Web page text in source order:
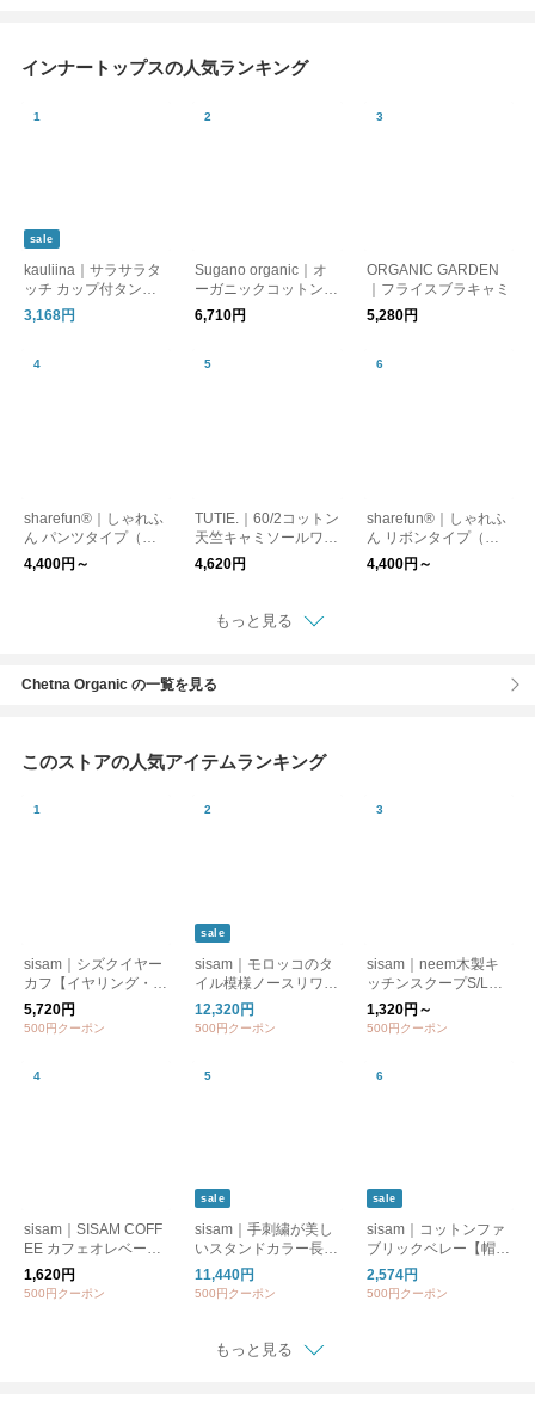
インナートップスの人気ランキング
sale
kauliina｜サラサラタ
ッチ カップ付タンク
トップ ブラタンク 吸
水速乾 接触冷感
3,168円
Sugano organic｜オ
ーガニックコットンの
ブラタンクトップ【肌
着・インナー】
6,710円
ORGANIC GARDEN
｜フライスブラキャミ
5,280円
sharefun®｜しゃれふ
ん パンツタイプ（両
面オーガニックガー
ゼ）
4,400円～
TUTIE.｜60/2コットン
天竺キャミソールワン
ピース
4,620円
sharefun®｜しゃれふ
ん リボンタイプ（両
面オーガニックガー
ゼ）
4,400円～
もっと見る
Chetna Organic の一覧を見る
このストアの人気アイテムランキング
sisam｜シズクイヤー
カフ【イヤリング・ピ
アス】【フォーマル】
【ギフトおすすめ】
5,720円
500円クーポン
sale
sisam｜モロッコのタ
イル模様ノースリワン
ピース【ノースリー
ブ】【涼しいロング
丈】【オーガニックコ
ースリワンピース
12,320円
500円クーポン
sisam｜neem木製キ
ッチンスクープS/L
【調理器具】【ギフト
おすすめ】【キッチン
用品】
1,320円～
500円クーポン
sisam｜SISAM COFF
EE カフェオレベース
500ml【フェアトレー
ドコーヒー】【ギフト
1,620円
500円クーポン
sale
sisam｜手刺繍が美し
いスタンドカラー長袖
シャツ【速乾】【オー
ガニックコットン】
11,440円
500円クーポン
sale
sisam｜コットンファ
ブリックベレー【帽
子】【ギフトおすす
め】
2,574円
500円クーポン
もっと見る